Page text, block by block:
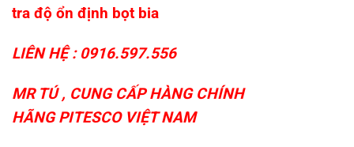
tra độ ổn định bọt bia
LIÊN HỆ : 0916.597.556
MR TÚ , CUNG CẤP HÀNG CHÍNH
HÃNGPITESCO VIỆT NAM